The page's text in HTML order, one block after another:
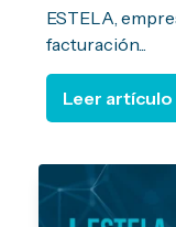
ESTELA,
facturación...
Leer artículo